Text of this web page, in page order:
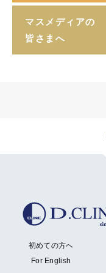
マスメディアの
皆さまへ
初めての方へ
For English